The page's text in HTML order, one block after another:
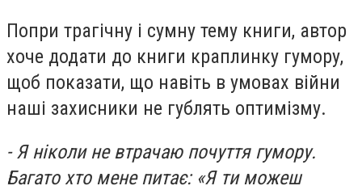
Попри трагічну і сумну тему книги, автор
хоче додати до книги краплинку гумору,
щоб показати, що навіть в умовах війни
наші захисники не гублять оптимізму.
- Я ніколи не втрачаю почуття гумору.
Багато хто мене питає: «Я ти можеш